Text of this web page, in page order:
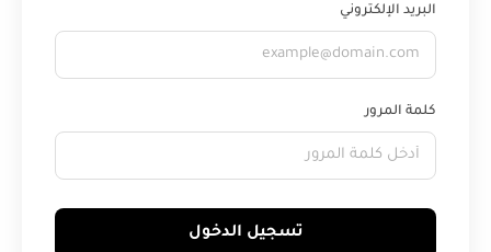
البريد الإلكتروني
كلمة المرور
تسجيل الدخول